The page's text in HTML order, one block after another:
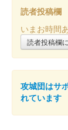
沼田城
販売終了
沼田城
読者投稿欄
いまお時間
読者投稿欄
攻城団はサ
れています